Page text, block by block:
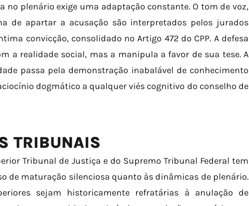
no plenário exige uma adaptação constante. O tom de voz,
de apartar a acusação são interpretados pelos jurados
convicção, consolidado no Artigo 472 do CPP. A defesa
a realidade social, mas a manipula a favor de sua tese. A
passa pela demonstração inabalável de conhecimento
dogmático a qualquer viés cognitivo do conselho de
TRIBUNAIS
Tribunal de Justiça e do Supremo Tribunal Federal tem
de maturação silenciosa quanto às dinâmicas de plenário.
sejam historicamente refratárias à anulação de